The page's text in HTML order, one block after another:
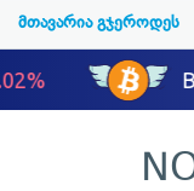
მთავარია გჯეროდეს